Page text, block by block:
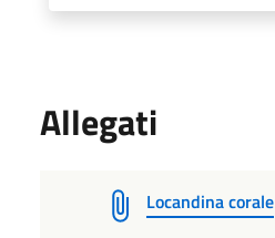
Allegati
Locandina corale